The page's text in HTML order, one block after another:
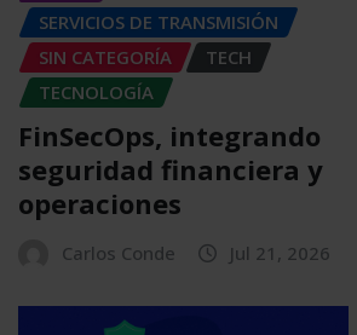
SERVICIOS DE TRANSMISIÓN
SIN CATEGORÍA
TECH
TECNOLOGÍA
FinSecOps, integrando
seguridad financiera y
operaciones
Carlos Conde Jul 21, 2026